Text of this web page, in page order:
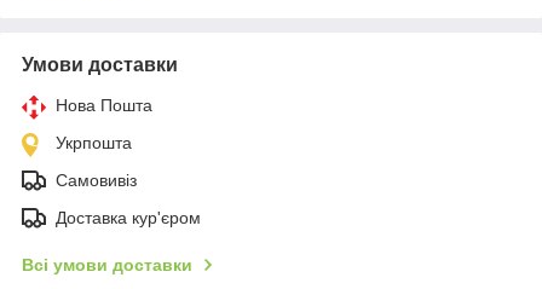
Умови доставки
Нова Пошта
Укрпошта
Самовивіз
Доставка кур'єром
Всі умови доставки